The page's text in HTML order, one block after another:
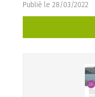
Publié le 28/03/2022